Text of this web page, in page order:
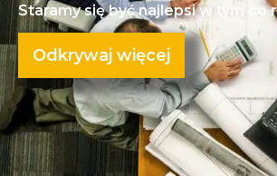
Staramy się być najlepsi w tym co
Odkrywaj więcej